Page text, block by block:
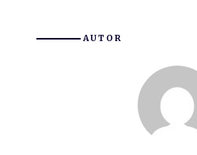
AUTOR